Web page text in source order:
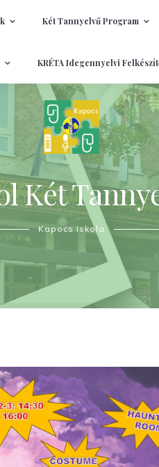
Két
Kapocs Iskola
Két Tannyelvű Program
KRÉTA Idegennyelvi